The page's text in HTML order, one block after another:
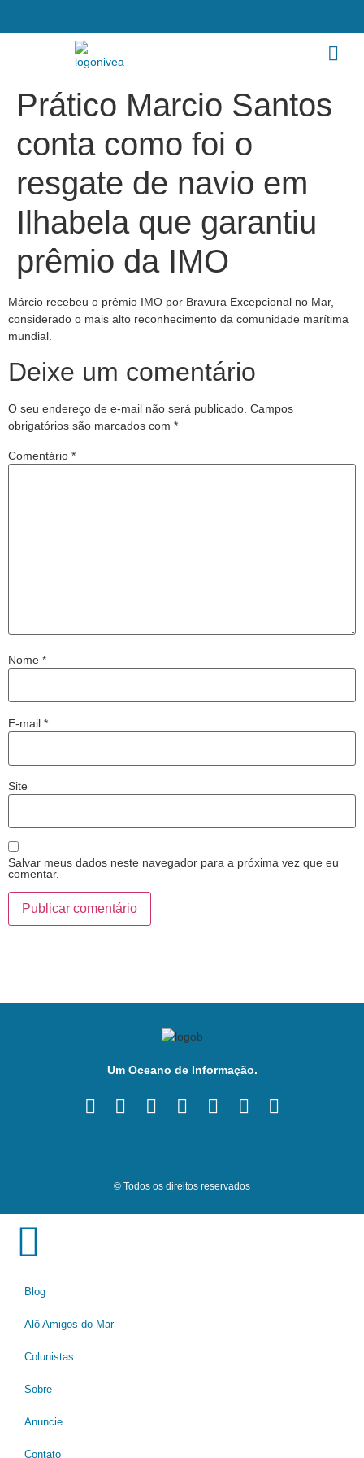
Prático Marcio Santos
conta como foi o
resgate de navio em
Ilhabela que garantiu
prêmio da IMO
Márcio recebeu o prêmio IMO por Bravura Excepcional no Mar,
considerado o mais alto reconhecimento da comunidade marítima
mundial.
Deixe um comentário
O seu endereço de e-mail não será publicado. Campos
obrigatórios são marcados com *
Comentário *
Nome *
E-mail *
Site
Salvar meus dados neste navegador para a próxima vez que eu
comentar.
Um Oceano de Informação.
© Todos os direitos reservados
Blog
Alô Amigos do Mar
Colunistas
Sobre
Anuncie
Contato